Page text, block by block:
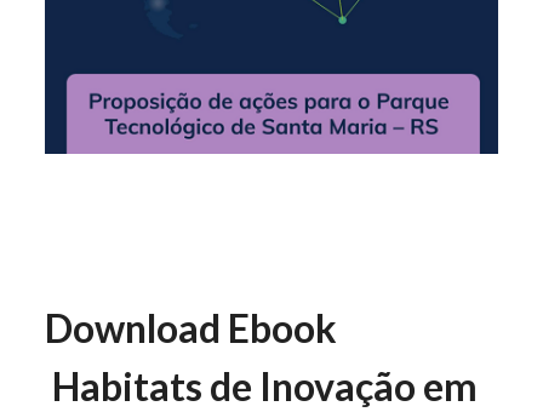
Download Ebook
Habitats de Inovação em